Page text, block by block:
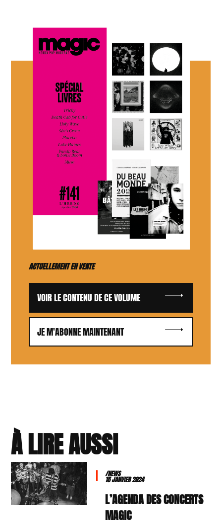
ACTUELLEMENT EN VENTE
VOIR LE CONTENU DE CE VOLUME
JE M'ABONNE MAINTENANT
À LIRE AUSSI
/NEWS
15 JANVIER 2024
L’AGENDA DES CONCERTS
MAGIC